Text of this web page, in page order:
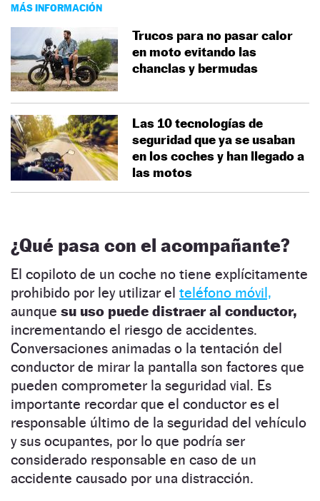
MÁS INFORMACIÓN
Trucos para no pasar calor
en moto evitando las
chanclas y bermudas
Las 10 tecnologías de
seguridad que ya se usaban
en los coches y han llegado a
las motos
¿Qué pasa con el acompañante?
El copiloto de un coche no tiene explícitamente
prohibido por ley utilizar el teléfono móvil,
aunque su uso puede distraer al conductor,
incrementando el riesgo de accidentes.
Conversaciones animadas o la tentación del
conductor de mirar la pantalla son factores que
pueden comprometer la seguridad vial. Es
importante recordar que el conductor es el
responsable último de la seguridad del vehículo
y sus ocupantes, por lo que podría ser
considerado responsable en caso de un
accidente causado por una distracción.